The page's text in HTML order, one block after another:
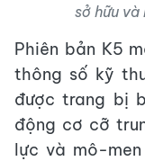
sở hữu và
Phiên bản K5
thông số kỹ
được trang bị
động cơ cỡ
lực và mô-